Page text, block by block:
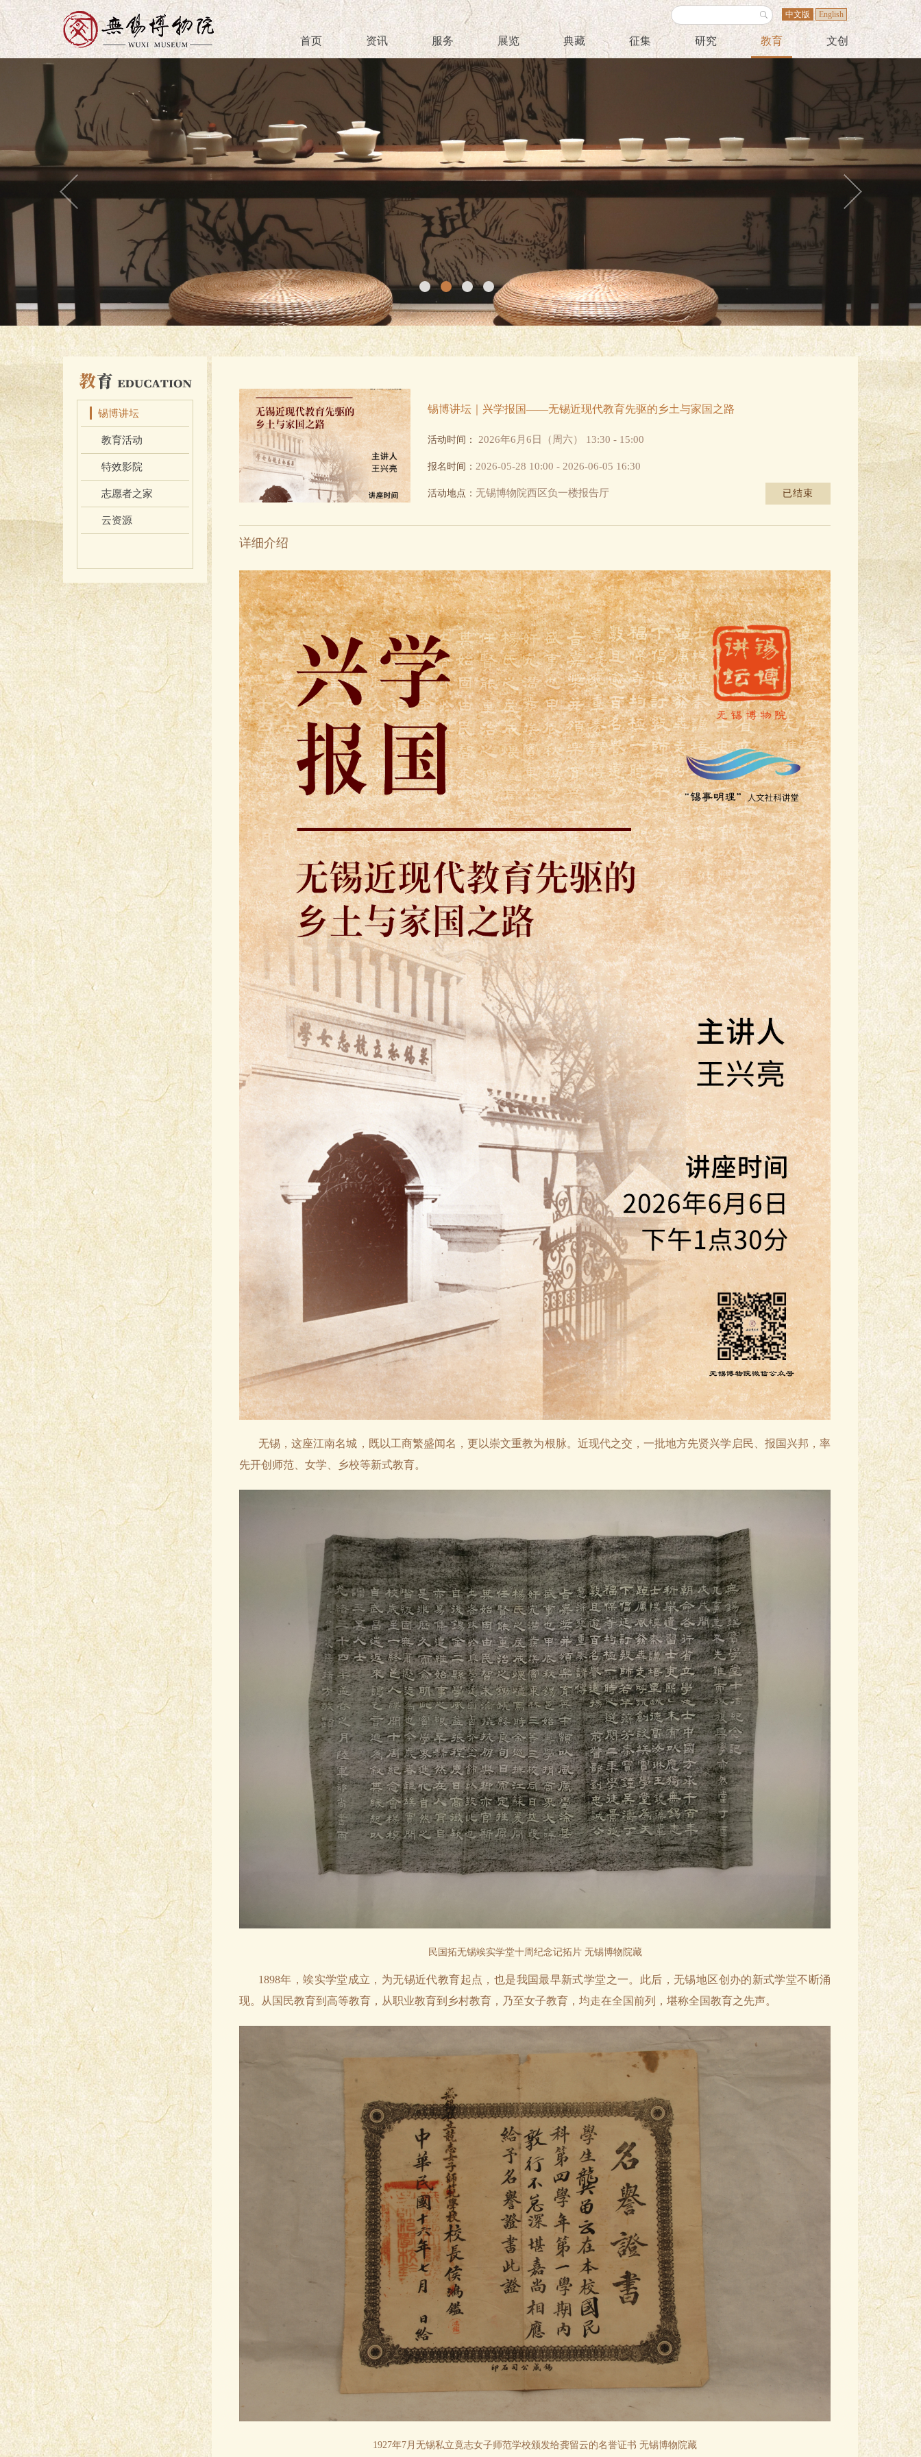
首页 资讯 服务 展览 典藏 征集 研究 教育 文创
中文版 English
锡博讲坛
教育活动
特效影院
志愿者之家
云资源
锡博讲坛｜兴学报国——无锡近现代教育先驱的乡土与家国之路
活动时间： 2026年6月6日（周六） 13:30 - 15:00
报名时间： 2026-05-28 10:00 - 2026-06-05 16:30
活动地点： 无锡博物院西区负一楼报告厅 已结束
详细介绍
无锡，这座江南名城，既以工商繁盛闻名，更以崇文重教为根脉。近现代之交，一批地方先贤兴学启民、报国兴邦，率
先开创师范、女学、乡校等新式教育。
民国拓无锡竢实学堂十周纪念记拓片 无锡博物院藏
1898年，竢实学堂成立，为无锡近代教育起点，也是我国最早新式学堂之一。此后，无锡地区创办的新式学堂不断涌
现。从国民教育到高等教育，从职业教育到乡村教育，乃至女子教育，均走在全国前列，堪称全国教育之先声。
1927年7月无锡私立竟志女子师范学校颁发给龚留云的名誉证书 无锡博物院藏